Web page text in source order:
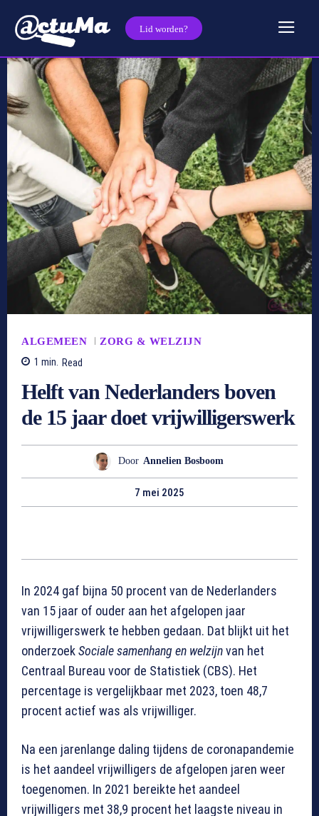
Lid worden?
ALGEMEEN
ZORG & WELZIJN
1 min. Read
Helft van Nederlanders boven
de 15 jaar doet vrijwilligerswerk
Door Annelien Bosboom
7 mei 2025
In 2024 gaf bijna 50 procent van de Nederlanders
van 15 jaar of ouder aan het afgelopen jaar
vrijwilligerswerk te hebben gedaan. Dat blijkt uit het
onderzoekSociale samenhang en welzijnvan het
Centraal Bureau voor de Statistiek (CBS). Het
percentage is vergelijkbaar met 2023, toen 48,7
procent actief was als vrijwilliger.
Na een jarenlange daling tijdens de coronapandemie
is het aandeel vrijwilligers de afgelopen jaren weer
toegenomen. In 2021 bereikte het aandeel
vrijwilligers met 38,9 procent het laagste niveau in